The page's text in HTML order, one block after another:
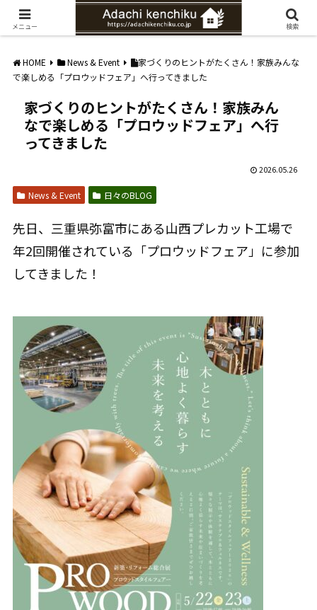
愛知県みよし市の工務店。自然素材を使ったナチュラルな家づくりをご提案
HOME News & Event
家づくりのヒントがたくさん！家族みんな
で楽しめる「プロウッドフェア」へ行ってきました
家づくりのヒントがたくさん！家族みん
なで楽しめる「プロウッドフェア」へ行
ってきました
2026.05.26
News & Event 日々のBLOG
先日、三重県弥富市にある山西プレカット工場で
年2回開催されている「プロウッドフェア」に参加
してきました！
メニュー 検索